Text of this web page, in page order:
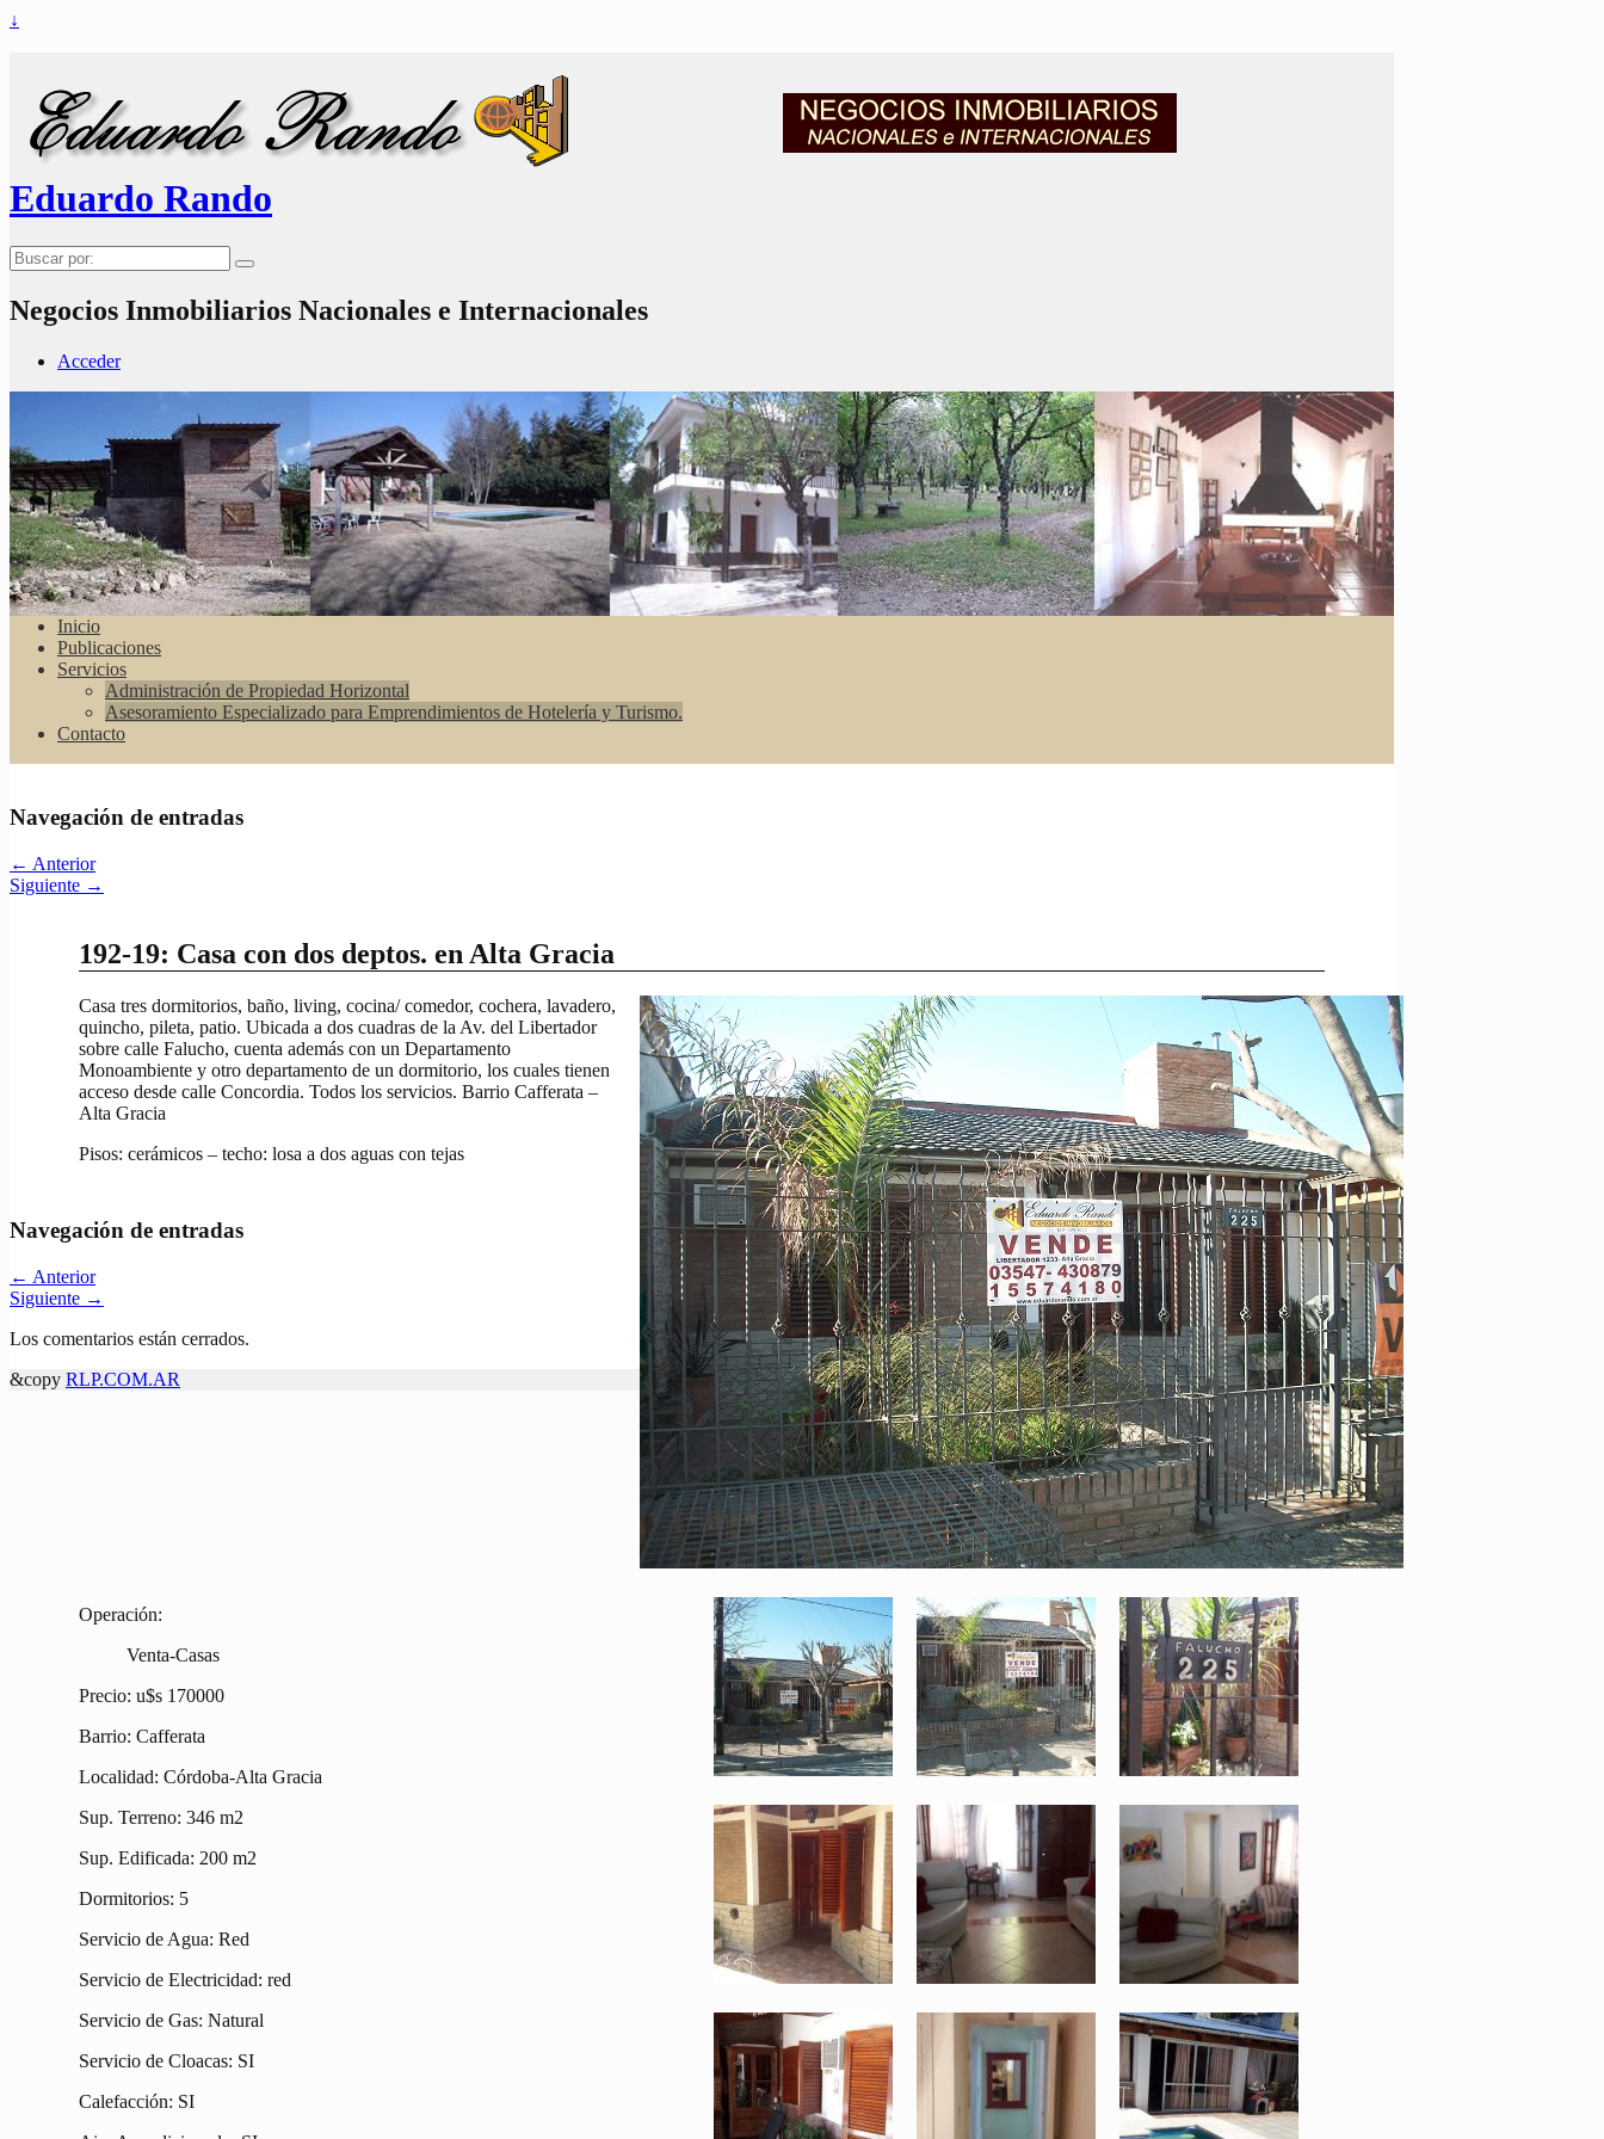
↓
Eduardo Rando
Buscar
por:
Negocios Inmobiliarios Nacionales e Internacionales
Acceder
Inicio
Publicaciones
Servicios
Administración de Propiedad Horizontal
Asesoramiento Especializado para Emprendimientos de Hotelería y Turismo.
Contacto
Navegación de entradas
← Anterior
Siguiente →
192-19: Casa con dos deptos. en Alta Gracia
Casa tres dormitorios, baño, living, cocina/ comedor, cochera, lavadero,
quincho, pileta, patio. Ubicada a dos cuadras de la Av. del Libertador
sobre calle Falucho, cuenta además con un Departamento
Monoambiente y otro departamento de un dormitorio, los cuales tienen
acceso desde calle Concordia. Todos los servicios. Barrio Cafferata –
Alta Gracia
Pisos: cerámicos – techo: losa a dos aguas con tejas
Operación:
Venta-Casas
Precio: u$s 170000
Barrio: Cafferata
Localidad: Córdoba-Alta Gracia
Sup. Terreno: 346 m2
Sup. Edificada: 200 m2
Dormitorios: 5
Servicio de Agua: Red
Servicio de Electricidad: red
Servicio de Gas: Natural
Servicio de Cloacas: SI
Calefacción: SI
Navegación de entradas
← Anterior
Siguiente →
Los comentarios están cerrados.
&copy RLP.COM.AR